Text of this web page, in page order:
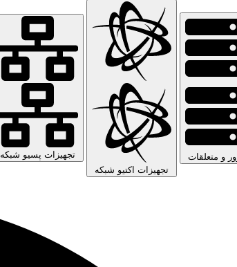
و متعلقات
تجهیزات اکتیو شبکه
تجهیزات پسیو شبکه